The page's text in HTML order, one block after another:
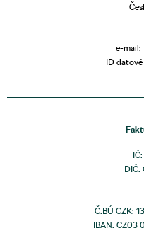
e-mail:
ID
DIČ:
Č.BÚ CZK:
IBAN: CZ03